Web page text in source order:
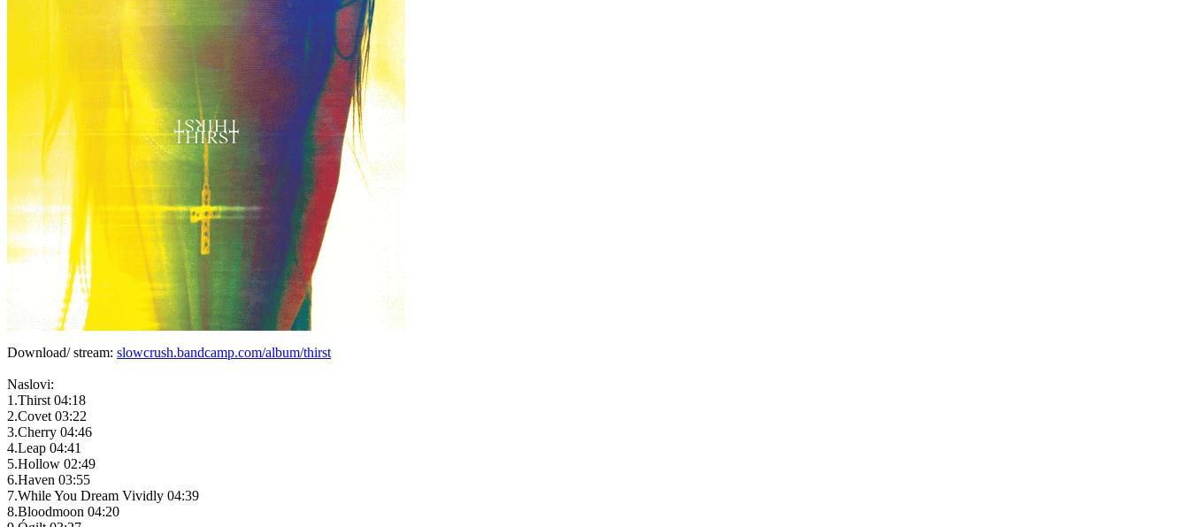
Download/ stream: slowcrush.bandcamp.com/album/thirst
Naslovi:
1.Thirst 04:18
2.Covet 03:22
3.Cherry 04:46
4.Leap 04:41
5.Hollow 02:49
6.Haven 03:55
7.While You Dream Vividly 04:39
8.Bloodmoon 04:20